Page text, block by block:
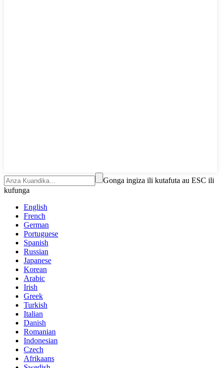
Gonga ingiza ili kutafuta au ESC ili
kufunga
English
French
German
Portuguese
Spanish
Russian
Japanese
Korean
Arabic
Irish
Greek
Turkish
Italian
Danish
Romanian
Indonesian
Czech
Afrikaans